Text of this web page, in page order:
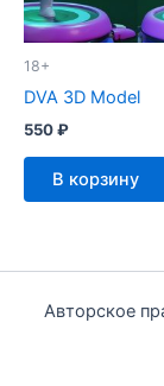
18+
DVA 3D Model
550₽
В корзину
Авторское